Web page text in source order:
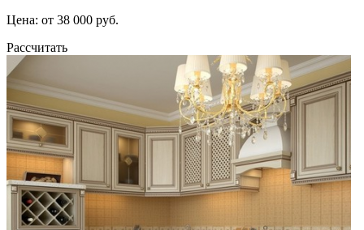
Цена: от 38 000 руб.
Рассчитать